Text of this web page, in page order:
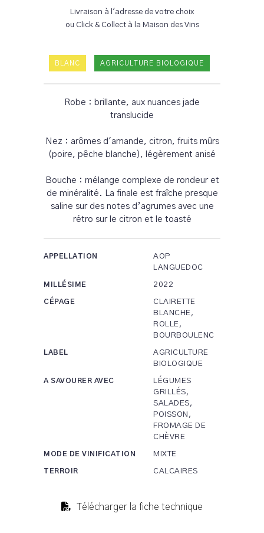
Livraison à l'adresse de votre choix
ou Click & Collect à la Maison des Vins
BLANC AGRICULTURE BIOLOGIQUE
Robe : brillante, aux nuances jade
translucide
Nez : arômes d'amande, citron, fruits mûrs
(poire, pêche blanche), légèrement anisé
Bouche : mélange complexe de rondeur et
de minéralité. La finale est fraîche presque
saline sur des notes d’agrumes avec une
rétro sur le citron et le toasté
APPELLATION
AOP
LANGUEDOC
MILLÉSIME 2022
CÉPAGE
CLAIRETTE
BLANCHE,
ROLLE,
BOURBOULENC
LABEL
AGRICULTURE
BIOLOGIQUE
A SAVOURER AVEC
LÉGUMES
GRILLÉS,
SALADES,
POISSON,
FROMAGE DE
CHÈVRE
MODE DE VINIFICATION MIXTE
TERROIR CALCAIRES
Télécharger la fiche technique